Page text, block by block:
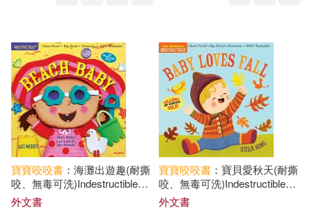
寶寶咬咬書 ：海灘出遊趣(耐撕
咬、無毒可洗)Indestructibles:
Beach Baby
外文書
寶寶咬咬書 ：寶貝愛秋天(耐撕
咬、無毒可洗)Indestructibles:
Baby Loves Fall
外文書